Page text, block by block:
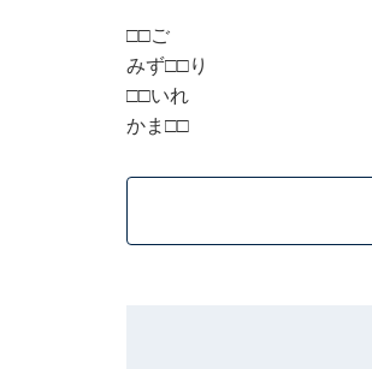
□□ご
みず□□り
□□いれ
かま□□